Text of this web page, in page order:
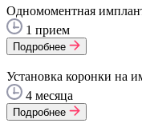
Одномоментная
1 прием
Подробнее
Установка коронки на
4 месяца
Подробнее